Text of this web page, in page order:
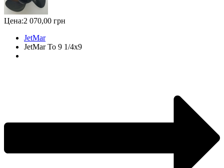
Цена:2 070,00 грн
JetMar
JetMar To 9 1/4x9